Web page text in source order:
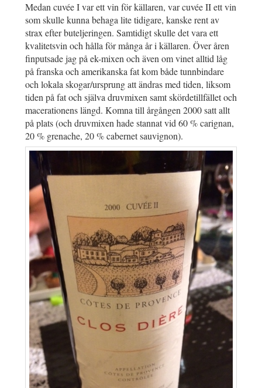
Medan cuvée I var ett vin för källaren, var cuvée II ett vin
som skulle kunna behaga lite tidigare, kanske rent av
strax efter buteljeringen. Samtidigt skulle det vara ett
kvalitetsvin och hålla för många år i källaren. Över åren
finputsade jag på ek-mixen och även om vinet alltid låg
på franska och amerikanska fat kom både tunnbindare
och lokala skogar/ursprung att ändras med tiden, liksom
tiden på fat och själva druvmixen samt skördetillfället och
macerationens längd. Komna till årgången 2000 satt allt
på plats (och druvmixen hade stannat vid 60 % carignan,
20 % grenache, 20 % cabernet sauvignon).